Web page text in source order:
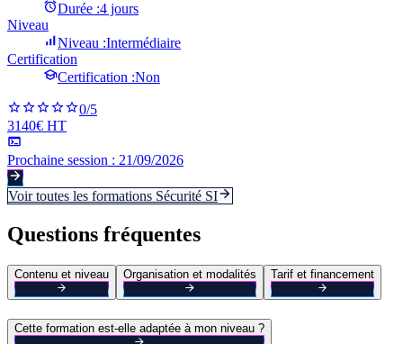
Durée :4 jours
Niveau
Niveau :Intermédiaire
Certification
Certification :Non
0/5
3140€ HT
Prochaine session : 21/09/2026
Voir toutes les formations Sécurité SI
Questions fréquentes
Contenu et niveau Organisation et modalités Tarif et financement
Cette formation est-elle adaptée à mon niveau ?